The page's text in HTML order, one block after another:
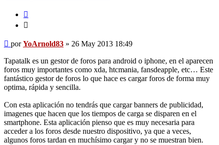
Mensaje
porYoArnold83 » 26 May 2013 18:49
Tapatalk es un gestor de foros para android o iphone, en el aparecen
foros muy importantes como xda, htcmania, fansdeapple, etc… Este
fantástico gestor de foros lo que hace es cargar foros de forma muy
optima, rápida y sencilla.
Con esta aplicación no tendrás que cargar banners de publicidad,
imagenes que hacen que los tiempos de carga se disparen en el
smartphone. Esta aplicación pienso que es muy necesaria para
acceder a los foros desde nuestro dispositivo, ya que a veces,
algunos foros tardan en muchísimo cargar y no se muestran bien.